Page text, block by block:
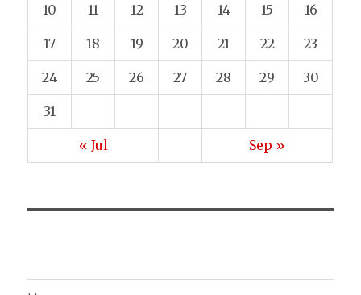
10 11 12 13 14 15 16
17 18 19 20 21 22 23
24 25 26 27 28 29 30
31
« Jul Sep »